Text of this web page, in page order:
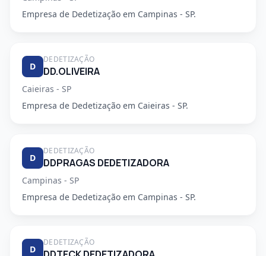
Empresa de Dedetização em Campinas - SP.
D
DEDETIZAÇÃO
DD.OLIVEIRA
Caieiras - SP
Empresa de Dedetização em Caieiras - SP.
D
DEDETIZAÇÃO
DDPRAGAS DEDETIZADORA
Campinas - SP
Empresa de Dedetização em Campinas - SP.
D
DEDETIZAÇÃO